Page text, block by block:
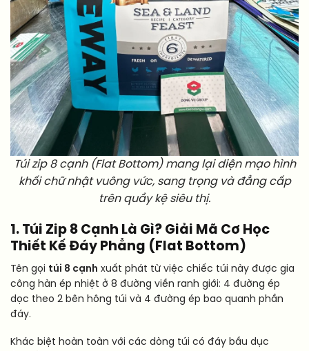
Túi zip 8 cạnh (Flat Bottom) mang lại diện mạo hình
khối chữ nhật vuông vức, sang trọng và đẳng cấp
trên quầy kệ siêu thị.
1. Túi Zip 8 Cạnh Là Gì? Giải Mã Cơ Học
Thiết Kế Đáy Phẳng (Flat Bottom)
Tên gọi túi 8 cạnh xuất phát từ việc chiếc túi này được gia
công hàn ép nhiệt ở 8 đường viền ranh giới: 4 đường ép
dọc theo 2 bên hông túi và 4 đường ép bao quanh phần
đáy.
Khác biệt hoàn toàn với các dòng túi có đáy bầu dục